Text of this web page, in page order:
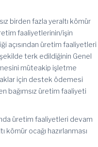
birden fazla yeraltı kömür
faaliyetlerinin/işin
açısından üretim faaliyetleri
terk edildiğinin Genel
müteakip işletme
için destek ödemesi
bağımsız üretim faaliyeti
üretim faaliyetleri devam
kömür ocağı hazırlanması